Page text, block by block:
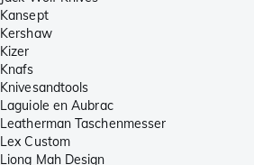
Kansept
Kershaw
Kizer
Knafs
Knivesandtools
Laguiole en Aubrac
Leatherman Taschenmesser
Lex Custom
Liong Mah Design